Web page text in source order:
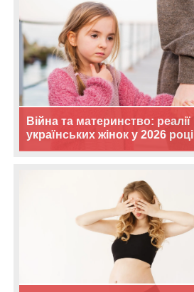
Війна та материнство: реалії
українських жінок у 2026 році